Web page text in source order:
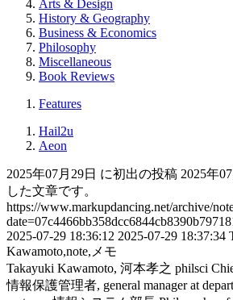
Arts & Design
History & Geography
Business & Economics
Philosophy
Miscellaneous
Book Reviews
Features
Hail2u
Aeon
2025年07月29日 に初出の投稿 2025年
した文章です。
https://www.markupdancing.net/archive/
2025-07-29 18:36:12 2025-07-29 18:37:34
Kawamoto,note,メモ
Takayuki Kawamoto, 河本孝之 philsci
情報保護管理者, general manager at